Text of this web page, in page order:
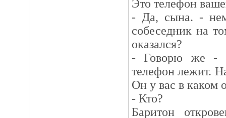
Это телефон
- Да, сына. -
собеседник на
оказался?
- Говорю же -
телефон лежит.
Он у вас в каком
- Кто?
Баритон